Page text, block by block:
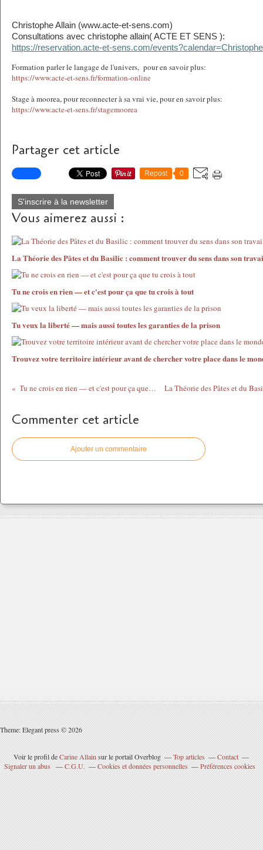
Christophe Allain (www.acte-et-sens.com)
Consultations avec christophe allain( ACTE ET SENS ):
https://reservation.acte-et-sens.com/events?calendar=Christophe
Formation parler le langage de l'univers, pour en savoir plus:
https://www.acte-et-sens.fr/formation-online
Stage à moorea, pour reconnecter à sa vrai vie, pour en savoir plus:
https://www.acte-et-sens.fr/stagemoorea
Partager cet article
Repost 0
S'inscrire à la newsletter
Vous aimerez aussi :
La Théorie des Pâtes et du Basilic : comment trouver du sens dans son
Tu ne crois en rien — et c'est pour ça que tu crois à tout
Tu veux la liberté — mais aussi toutes les garanties de la prison
Trouvez votre territoire intérieur avant de chercher votre place dans le
Tu ne crois en rien — et c'est pour ça que tu crois à tout
Commenter cet article
Ajouter un commentaire
Theme: Elegant press © 2026
Voir le profil deCarine Allain sur le portail Overblog Top articles
Contact
Signaler un abus
C.G.U. Cookies et données personnelles Préférences cookies